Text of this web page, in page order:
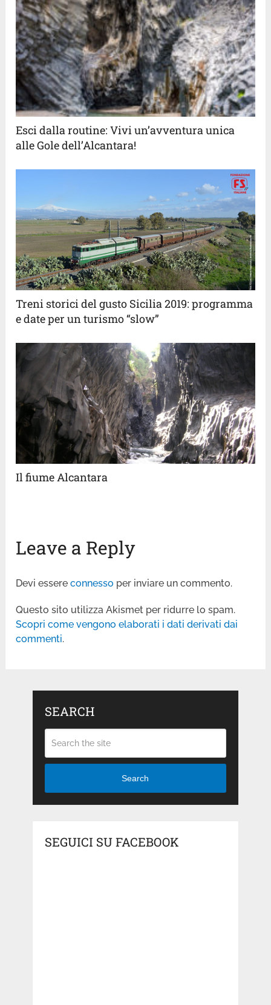
Esci dalla routine: Vivi un’avventura unica
alle Gole dell’Alcantara!
Treni storici del gusto Sicilia 2019: programma
e date per un turismo “slow”
Il fiume Alcantara
Leave a Reply
Devi essereconnesso per inviare un commento.
Questo sito utilizza Akismet per ridurre lo spam.
Scopri come vengono elaborati i dati derivati dai
commenti.
SEARCH
Search
SEGUICI SU FACEBOOK